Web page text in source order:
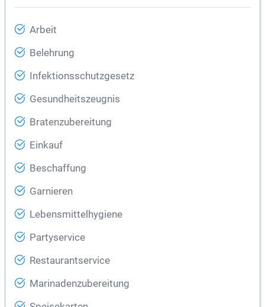
Arbeit
Belehrung
Infektionsschutzgesetz
Gesundheitszeugnis
Bratenzubereitung
Einkauf
Beschaffung
Garnieren
Lebensmittelhygiene
Partyservice
Restaurantservice
Marinadenzubereitung